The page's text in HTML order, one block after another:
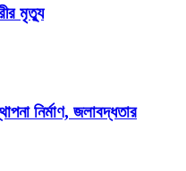
মৃত্যু
নির্মাণ, জলাবদ্ধতার